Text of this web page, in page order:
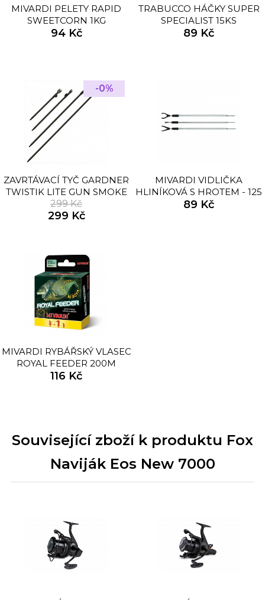
MIVARDI PELETY RAPID
SWEETCORN 1KG
94 Kč
TRABUCCO HÁČKY SUPER
SPECIALIST 15KS
89 Kč
ZAVRTÁVACÍ TYČ GARDNER
TWISTIK LITE GUN SMOKE
(ŠEDÁ)| 24 (60CM)
-0%
299 Kč
299 Kč
MIVARDI VIDLIČKA
HLINÍKOVÁ S HROTEM - 125
CM
89 Kč
MIVARDI RYBÁŘSKÝ VLASEC
ROYAL FEEDER 200M
116 Kč
Související zboží k produktu Fox
Naviják Eos New 7000